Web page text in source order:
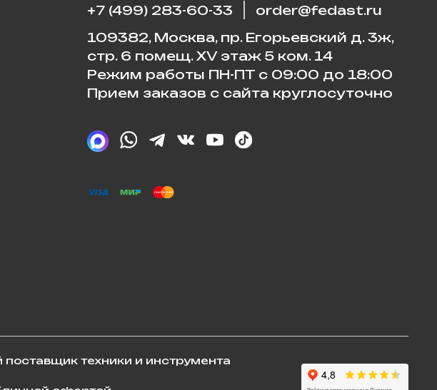
+7 (499) 283-60-33
order@fedast.ru
109382, Москва, пр. Егорьевский д. 3ж,
стр. 6 помещ. XV этаж 5 ком. 14
Режим работы ПН-ПТ с 09:00 до 18:00
Прием заказов с сайта круглосуточно
техники и инструмента